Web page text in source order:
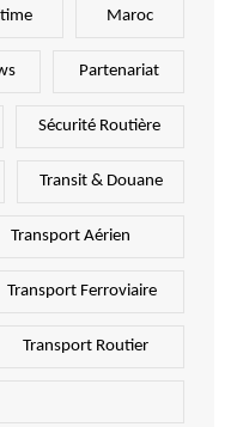
Maroc
Partenariat
Sécurité Routière
Transit & Douane
Transport Aérien
Transport Ferroviaire
Transport Routier